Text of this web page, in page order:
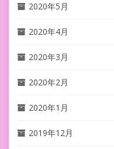
2020年5月
2020年4月
2020年3月
2020年2月
2020年1月
2019年12月